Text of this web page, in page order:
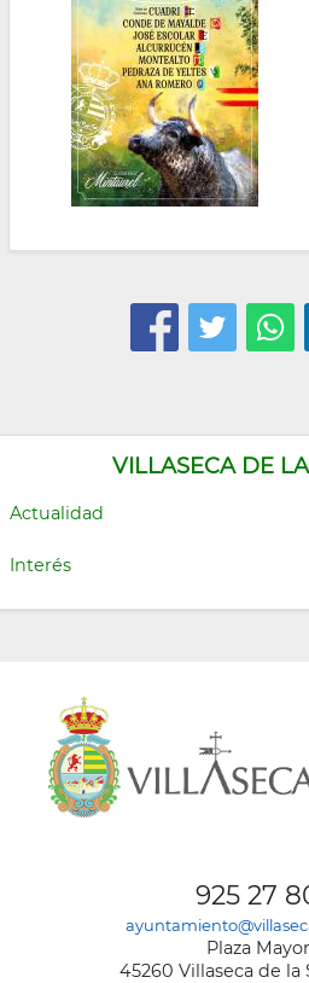
VILLASECA DE
Actualidad
Interés
925 27
Plaza
45260 Villaseca de la